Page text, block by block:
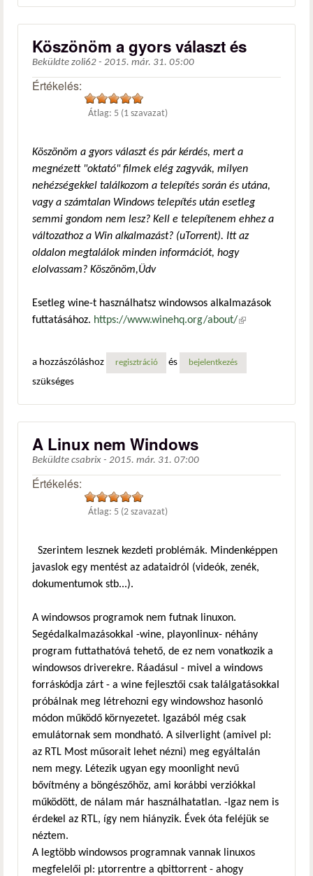
Köszönöm a gyors választ és
Beküldte zoli62 - 2015. már. 31. 05:00
Értékelés:
Átlag: 5 (1 szavazat)
Köszönöm a gyors választ és pár kérdés, mert a
megnézett "oktató" filmek elég zagyvák, milyen
nehézségekkel találkozom a telepítés során és utána,
vagy a számtalan Windows telepítés után esetleg
semmi gondom nem lesz? Kell e telepítenem ehhez a
változathoz a Win alkalmazást? (uTorrent). Itt az
oldalon megtalálok minden információt, hogy
elolvassam? Köszönöm,Üdv
Esetleg wine-t használhatsz windowsos alkalmazások
futtatásához. https://www.winehq.org/about/(külső
a hozzászóláshoz regisztráció és bejelentkezés
szükséges
A Linux nem Windows
Beküldte csabrix - 2015. már. 31. 07:00
Értékelés:
Átlag: 5 (2 szavazat)
Szerintem lesznek kezdeti problémák. Mindenképpen
javaslok egy mentést az adataidról (videók, zenék,
dokumentumok stb...).
A windowsos programok nem futnak linuxon.
Segédalkalmazásokkal -wine, playonlinux- néhány
program futtathatóvá tehető, de ez nem vonatkozik a
windowsos driverekre. Ráadásul - mivel a windows
forráskódja zárt - a wine fejlesztői csak találgatásokkal
próbálnak meg létrehozni egy windowshoz hasonló
módon működő környezetet. Igazából még csak
emulátornak sem mondható. A silverlight (amivel pl:
az RTL Most műsorait lehet nézni) meg egyáltalán
nem megy. Létezik ugyan egy moonlight nevű
bővítmény a böngészőhöz, ami korábbi verziókkal
működött, de nálam már használhatatlan. -Igaz nem is
érdekel az RTL, így nem hiányzik. Évek óta feléjük se
néztem.
A legtöbb windowsos programnak vannak linuxos
megfelelői pl: μtorrentre a qbittorrent - ahogy